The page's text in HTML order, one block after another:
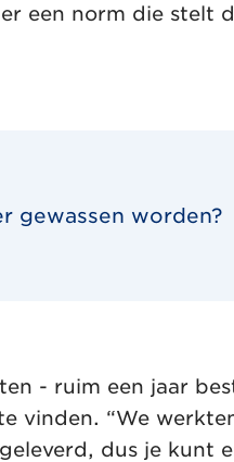
een norm die stelt
gewassen worden?
- ruim een jaar
vinden. “We
dus je kunt